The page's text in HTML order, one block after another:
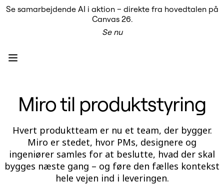
Intelligent Canvas™
Forbindelser
MCP Server
Udforsk AI-håndbøger
Blueprints
Integrationer
Sikkerhed
Enterprise Guard
Udviklerplatform
Download apps
Se samarbejdende AI i aktion – direkte fra hovedtalen på
Canvas 26.
Se nu
Miro til produktstyring
Hvert produktteam er nu et team, der bygger.
Miro er stedet, hvor PMs, designere og
ingeniører samles for at beslutte, hvad der skal
bygges næste gang – og føre den fælles kontekst
hele vejen ind i leveringen.